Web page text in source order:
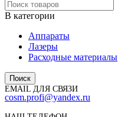
В категории
Аппараты
Лазеры
Расходные материалы
Поиск
EMAIL ДЛЯ СВЯЗИ
cosm.profi@yandex.ru